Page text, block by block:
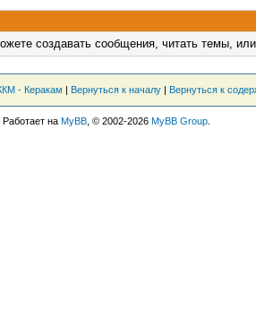
создавать сообщения, читать темы,
- Керакам | Вернуться к началу | Вернуться к
. Работает на MyBB , © 2002-2026 MyBB Group